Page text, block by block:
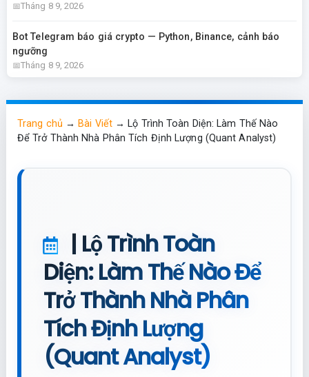
Tháng 8 9, 2026
Bot Telegram báo giá crypto — Python, Binance, cảnh báo
ngưỡng
Tháng 8 9, 2026
Trang chủ →Bài Viết→Lộ Trình Toàn Diện: Làm Thế Nào
Để Trở Thành Nhà Phân Tích Định Lượng (Quant Analyst)
| Lộ Trình Toàn
Diện: Làm Thế Nào Để
Trở Thành Nhà Phân
Tích Định Lượng
(Quant Analyst)